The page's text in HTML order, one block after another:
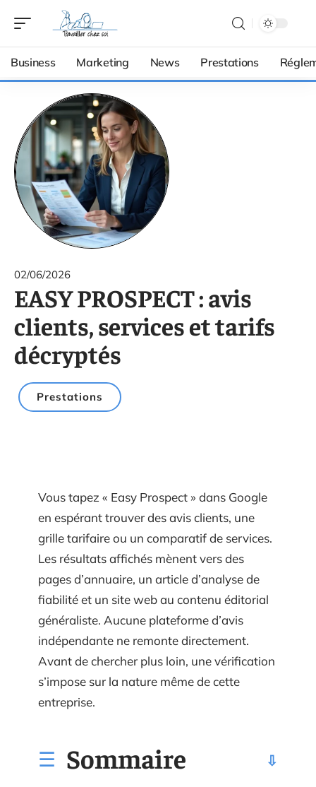
Business Marketing News Prestations
02/06/2026
EASY PROSPECT : avis
clients, services et tarifs
décryptés
Prestations
Vous tapez « Easy Prospect » dans Google
en espérant trouver des avis clients, une
grille tarifaire ou un comparatif de services.
Les résultats affichés mènent vers des
pages d’annuaire, un article d’analyse de
fiabilité et un site web au contenu éditorial
généraliste. Aucune plateforme d’avis
indépendante ne remonte directement.
Avant de chercher plus loin, une vérification
s’impose sur la nature même de cette
entreprise.
Sommaire